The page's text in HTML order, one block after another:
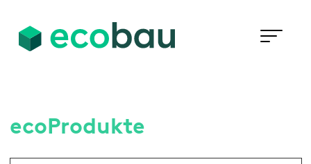
ecoProdukte